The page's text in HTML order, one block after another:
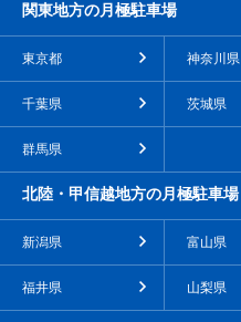
関東地方の月極駐車場
東京都 神奈川県
千葉県 茨城県
群馬県
北陸・甲信越地方の月極駐車場
新潟県 富山県
福井県 山梨県